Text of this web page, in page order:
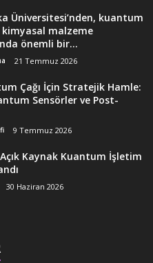
Üniversitesi’nden, kuantum
malzeme
önemli bir...
21 Temmuz 2026
Çağı İçin Stratejik Hamle:
Sensörler ve Post-
9 Temmuz 2026
Kaynak Kuantum İşletim
30 Haziran 2026